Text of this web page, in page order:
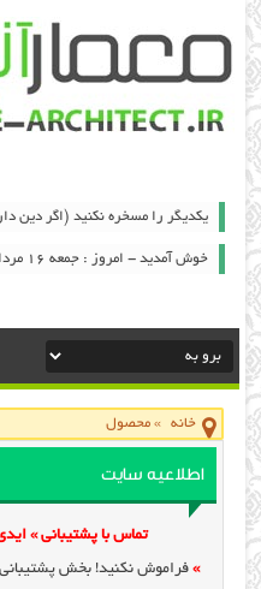
یكدیگر را مسخره نكنید (اگر دین
خوش آمدید - امروز : جمعه ۱۶ مرداد ۱۴۰۵
خانه »محصول
اطلاعیه سایت
تماس با پشتیبانی »
» فراموش نکنید! بخش پشتیبانی